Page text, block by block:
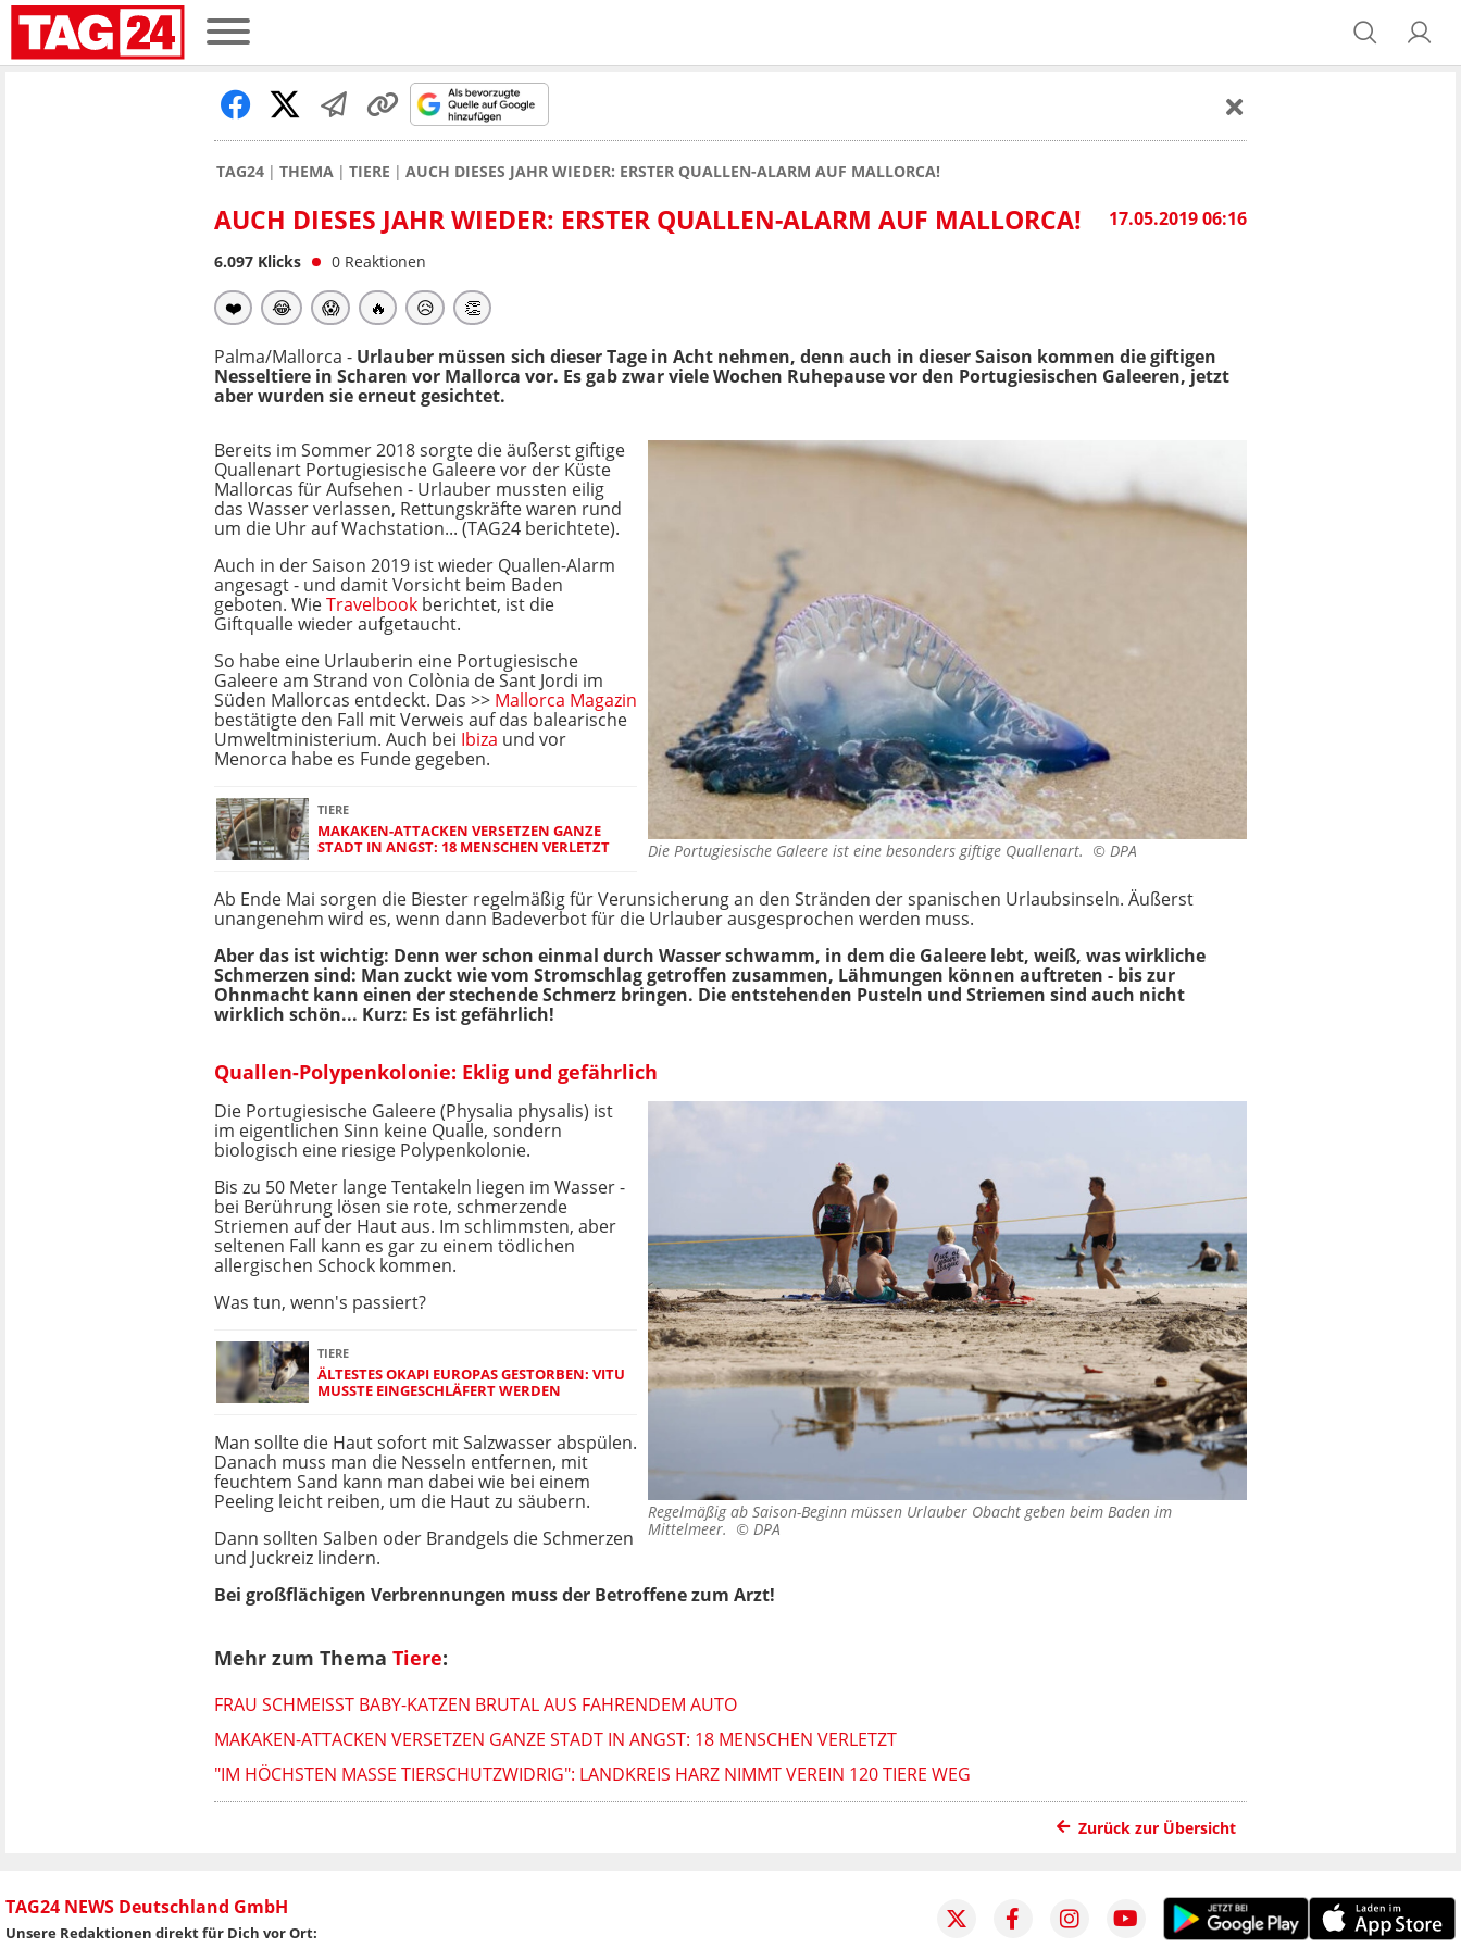
TAG24 THEMA TIERE AUCH DIESES JAHR WIEDER: ERSTER QUALLEN-ALARM AUF MALLORCA!
17.05.2019 06:16
AUCH DIESES JAHR WIEDER: ERSTER QUALLEN-ALARM AUF MALLORCA!
6.097 Klicks 0 Reaktionen
❤️ 😂 😱 🔥 😥 👏
Palma/Mallorca - Urlauber müssen sich dieser Tage in Acht nehmen, denn auch in dieser Saison kommen die giftigen
Nesseltiere in Scharen vor Mallorca vor. Es gab zwar viele Wochen Ruhepause vor den Portugiesischen Galeeren, jetzt
aber wurden sie erneut gesichtet.
Die Portugiesische Galeere ist eine besonders giftige Quallenart. © DPA
Bereits im Sommer 2018 sorgte die äußerst giftige
Quallenart Portugiesische Galeere vor der Küste
Mallorcas für Aufsehen - Urlauber mussten eilig
das Wasser verlassen, Rettungskräfte waren rund
um die Uhr auf Wachstation... (TAG24 berichtete).
Auch in der Saison 2019 ist wieder Quallen-Alarm
angesagt - und damit Vorsicht beim Baden
geboten. WieTravelbook berichtet, ist die
Giftqualle wieder aufgetaucht.
So habe eine Urlauberin eine Portugiesische
Galeere am Strand von Colònia de Sant Jordi im
Süden Mallorcas entdeckt. Das >> Mallorca Magazin
bestätigte den Fall mit Verweis auf das balearische
Umweltministerium. Auch bei Ibiza und vor
Menorca habe es Funde gegeben.
TIERE
MAKAKEN-ATTACKEN VERSETZEN GANZE
STADT IN ANGST: 18 MENSCHEN VERLETZT
Ab Ende Mai sorgen die Biester regelmäßig für Verunsicherung an den Stränden der spanischen Urlaubsinseln. Äußerst
unangenehm wird es, wenn dann Badeverbot für die Urlauber ausgesprochen werden muss.
Aber das ist wichtig: Denn wer schon einmal durch Wasser schwamm, in dem die Galeere lebt, weiß, was wirkliche
Schmerzen sind: Man zuckt wie vom Stromschlag getroffen zusammen, Lähmungen können auftreten - bis zur
Ohnmacht kann einen der stechende Schmerz bringen. Die entstehenden Pusteln und Striemen sind auch nicht
wirklich schön... Kurz: Es ist gefährlich!
Quallen-Polypenkolonie: Eklig und gefährlich
Regelmäßig ab Saison-Beginn müssen Urlauber Obacht geben beim Baden im
Mittelmeer. © DPA
Die Portugiesische Galeere (Physalia physalis) ist
im eigentlichen Sinn keine Qualle, sondern
biologisch eine riesige Polypenkolonie.
Bis zu 50 Meter lange Tentakeln liegen im Wasser -
bei Berührung lösen sie rote, schmerzende
Striemen auf der Haut aus. Im schlimmsten, aber
seltenen Fall kann es gar zu einem tödlichen
allergischen Schock kommen.
Was tun, wenn's passiert?
TIERE
ÄLTESTES OKAPI EUROPAS GESTORBEN: VITU
MUSSTE EINGESCHLÄFERT WERDEN
Man sollte die Haut sofort mit Salzwasser abspülen.
Danach muss man die Nesseln entfernen, mit
feuchtem Sand kann man dabei wie bei einem
Peeling leicht reiben, um die Haut zu säubern.
Dann sollten Salben oder Brandgels die Schmerzen
und Juckreiz lindern.
Bei großflächigen Verbrennungen muss der Betroffene zum Arzt!
Mehr zum Thema Tiere:
FRAU SCHMEISST BABY-KATZEN BRUTAL AUS FAHRENDEM AUTO
MAKAKEN-ATTACKEN VERSETZEN GANZE STADT IN ANGST: 18 MENSCHEN VERLETZT
"IM HÖCHSTEN MASSE TIERSCHUTZWIDRIG": LANDKREIS HARZ NIMMT VEREIN 120 TIERE WEG
Zurück zur Übersicht
TAG24 NEWS Deutschland GmbH
Unsere Redaktionen direkt für Dich vor Ort: